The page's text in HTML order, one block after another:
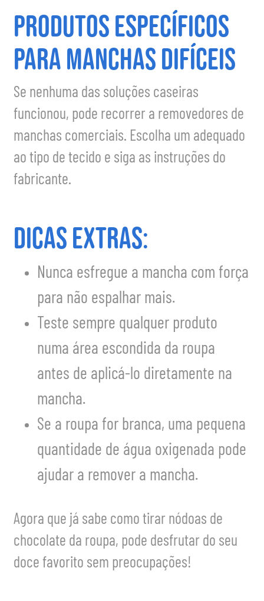
Produtos Específicos
para Manchas Difíceis
Se nenhuma das soluções caseiras
funcionou, pode recorrer a removedores de
manchas comerciais. Escolha um adequado
ao tipo de tecido e siga as instruções do
fabricante.
Dicas Extras:
Nunca esfregue a mancha com força
para não espalhar mais.
Teste sempre qualquer produto
numa área escondida da roupa
antes de aplicá-lo diretamente na
mancha.
Se a roupa for branca, uma pequena
quantidade de água oxigenada pode
ajudar a remover a mancha.
Agora que já sabe como tirar nódoas de
chocolate da roupa, pode desfrutar do seu
doce favorito sem preocupações!